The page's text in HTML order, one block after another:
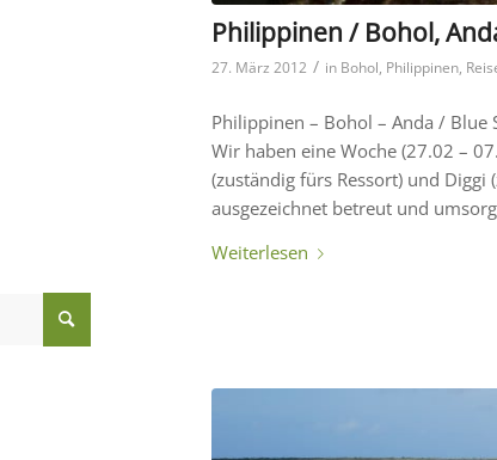
Philippinen / Bohol,
27. März 2012 / in Bohol, Philippinen,
Philippinen – Bohol – Anda / Blue
Wir haben eine Woche (27.02 –
(zuständig fürs Ressort) und
ausgezeichnet betreut und
Weiterlesen